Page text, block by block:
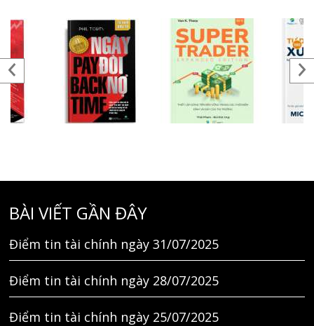
BÀI VIẾT GẦN ĐÂY
Điểm tin tài chính ngày 31/07/2025
Điểm tin tài chính ngày 28/07/2025
Điểm tin tài chính ngày 25/07/2025